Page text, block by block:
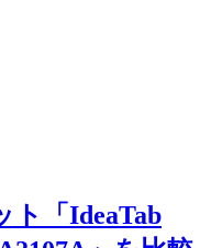
ト「IdeaTab